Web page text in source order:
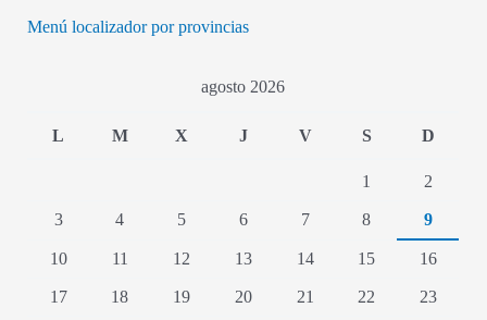
Menú localizador por provincias
agosto 2026
L M X J V S D
1
2
3
4 5 6 7 8
9
10
11 12 13 14 15
16
17
18 19 20 21 22 23